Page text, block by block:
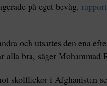
på eget bevåg,
och utsattes den ena
bra, säger Mohammad
skolflickor i Afghanistan